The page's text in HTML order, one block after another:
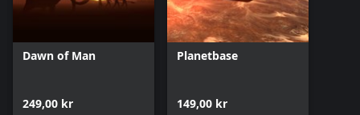
Dawn of Man
249,00 kr
Planetbase
149,00 kr